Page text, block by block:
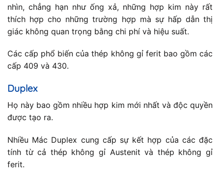
nhìn, chẳng hạn như ống xả, những hợp kim này rất
thích hợp cho những trường hợp mà sự hấp dẫn thị
giác không quan trọng bằng chi phí và hiệu suất.
Các cấp phổ biến của thép không gỉ ferit bao gồm các
cấp 409 và 430.
Duplex
Họ này bao gồm nhiều hợp kim mới nhất và độc quyền
được tạo ra.
Nhiều Mác Duplex cung cấp sự kết hợp của các đặc
tính từ cả thép không gỉ Austenit và thép không gỉ
ferit.